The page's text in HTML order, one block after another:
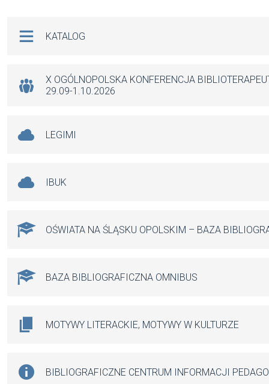
KATALOG
X OGÓLNOPOLSKA KONFERENCJA
29.09-1.10.2026
LEGIMI
IBUK
OŚWIATA NA ŚLĄSKU OPOLSKIM – BAZA
BAZA BIBLIOGRAFICZNA OMNIBUS
MOTYWY LITERACKIE, MOTYWY W KULTURZE
BIBLIOGRAFICZNE CENTRUM INFORMACJI